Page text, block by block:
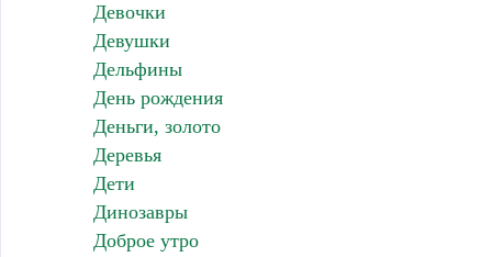
Девочки
Девушки
Дельфины
День рождения
Деньги, золото
Деревья
Дети
Динозавры
Доброе утро